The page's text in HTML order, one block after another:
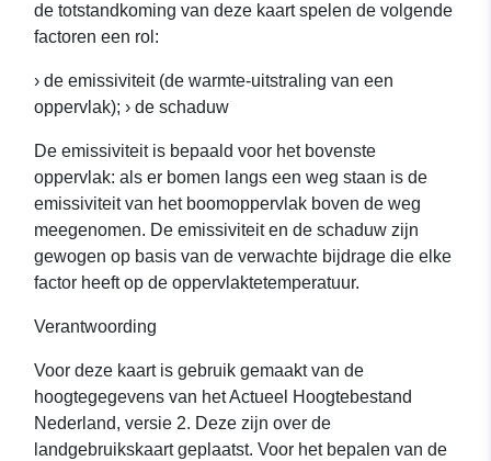
de totstandkoming van deze kaart spelen de volgende
factoren een rol:
› de emissiviteit (de warmte-uitstraling van een
oppervlak); › de schaduw
De emissiviteit is bepaald voor het bovenste
oppervlak: als er bomen langs een weg staan is de
emissiviteit van het boomoppervlak boven de weg
meegenomen. De emissiviteit en de schaduw zijn
gewogen op basis van de verwachte bijdrage die elke
factor heeft op de oppervlaktetemperatuur.
Verantwoording
Voor deze kaart is gebruik gemaakt van de
hoogtegegevens van het Actueel Hoogtebestand
Nederland, versie 2. Deze zijn over de
landgebruikskaart geplaatst. Voor het bepalen van de